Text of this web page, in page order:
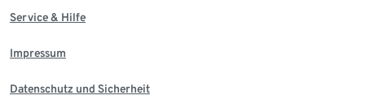
Service & Hilfe
Impressum
Datenschutz und Sicherheit